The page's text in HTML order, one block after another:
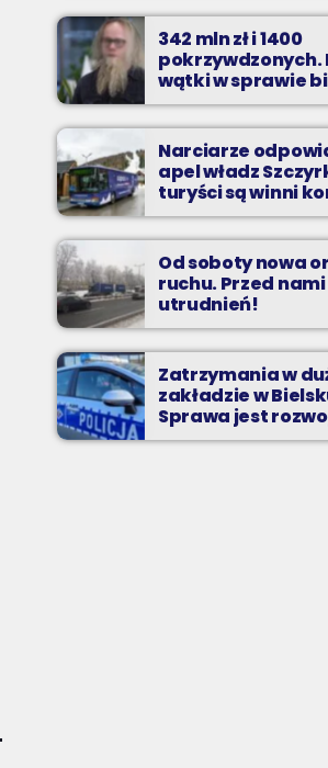
342 mln zł i 1400
pokrzywdzonych.
wątki w sprawie
z Bielska-Białej
Narciarze
apel władz
turyści są winni
Od soboty nowa
ruchu. Przed
utrudnień!
Zatrzymania w
zakładzie w
Sprawa jest